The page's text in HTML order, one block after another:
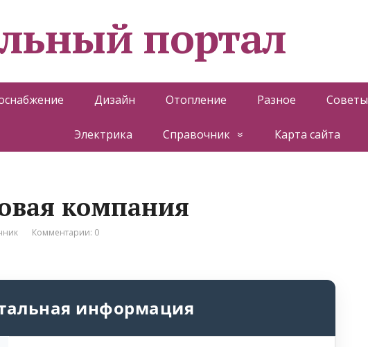
портал
Дизайн Отопление Разное Советы
Электрика Справочник Карта сайта
компания
Комментарии: 0
информация